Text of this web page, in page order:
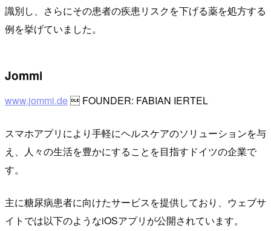
識別し、さらにその患者の疾患リスクを下げる薬を処方する
例を挙げていました。
Jommi
www.jommi.de FOUNDER: FABIAN IERTEL
スマホアプリにより手軽にヘルスケアのソリューションを与
え、人々の生活を豊かにすることを目指すドイツの企業で
す。
主に糖尿病患者に向けたサービスを提供しており、ウェブサ
イトでは以下のようなiOSアプリが公開されています。